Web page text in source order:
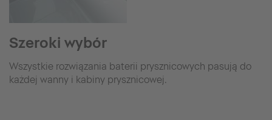
Szeroki wybór
Wszystkie rozwiązania baterii prysznicowych pasują do
każdej wanny i kabiny prysznicowej.